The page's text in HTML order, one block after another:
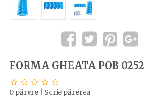
FORMA GHEATA POB 0252
0 părere Scrie părerea